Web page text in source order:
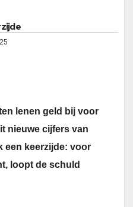
lenen geld bij voor
nieuwe cijfers van
een keerzijde: voor
loopt de schuld